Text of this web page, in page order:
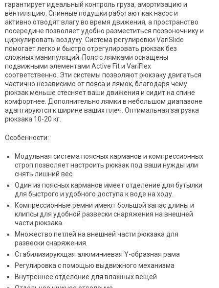
гарантирует идеальный контроль груза, амортизацию и
вентиляцию. Спинные подушки работают как насос и
активно отводят влагу во время движения, а пространство
посередине позволяет удобно разместиться позвоночнику и
циркулировать воздуху. Система регулировки VariSlide
помогает легко и быстро отрегулировать рюкзак без
сложных манипуляций. Пояс с лямками оснащены
подвижными элементами Active Fit и VariFlex
соответственно. Эти системы позволяют рюкзаку двигаться
частично независимо от пояса и лямок, благодаря чему
рюкзак меньше стесняет ваши движения и сидит на спине
комфортнее. Дополнительно лямки в небольшом диапазоне
адаптируются к ширине ваших плеч. Оптимальная загрузка
рюкзака 10-20 кг.
Особенности:
Модульная система поясных карманов и компрессионных
строп позволяет настроить рюкзак под ваши нужды или
снять лишний вес.
Один из поясных карманов имеет отделение для бутылки
для быстрого и удобного доступа к воде на ходу.
Компрессионные ремни имеют большой запас длины и
клипсы для удобной развески снаряжения на внешней
части рюкзака.
Множество петлей на внешней части рюкзака для
развески снаряжения.
Стабилизирующая алюминиевая Y-образная рама
Регулировка с помощью выдвижного механизма
Внутреннее отделение для влажных вещей